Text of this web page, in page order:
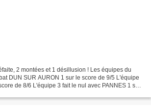
2 montées et 1 désillusion ! Les équipes du
DUN SUR AURON 1 sur le score de 9/5 L'équipe
de 8/6 L'équipe 3 fait le nul avec PANNES 1 sur